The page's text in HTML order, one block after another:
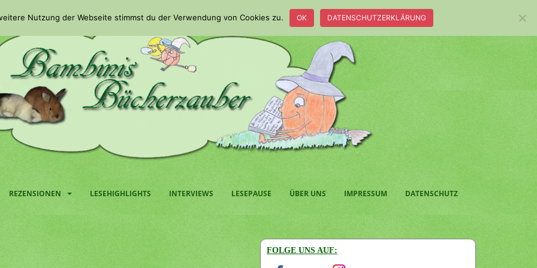
REZENSIONEN LESEHIGHLIGHTS INTERVIEWS LESEPAUSE ÜBER UNS IMPRESSUM DATENSCHUTZ
FOLGE UNS AUF:
Nutzung der Webseite stimmst du der Verwendung von Cookies zu. OK DATENSCHUTZERKLÄRUNG